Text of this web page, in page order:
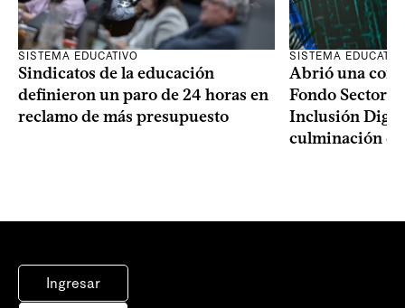
SISTEMA EDUCATIVO
Sindicatos de la educación
definieron un paro de 24 horas en
reclamo de más presupuesto
SISTEMA
Abrió una
Fondo
Inclusión
culminación
Ingresar